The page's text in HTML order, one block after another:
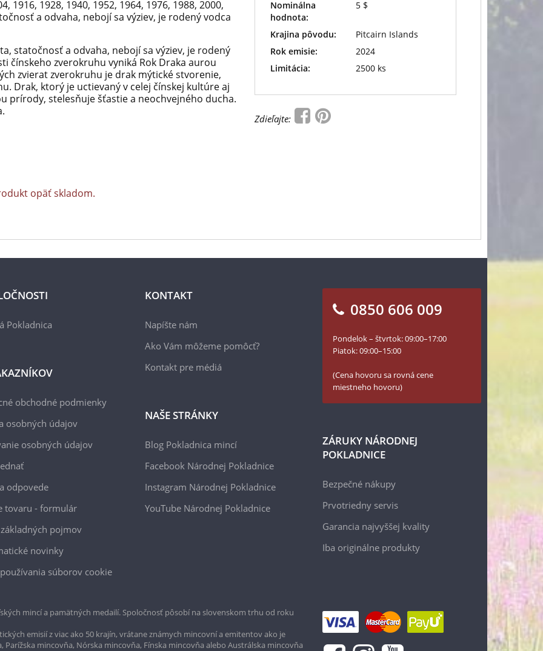
1916, 1928, 1940, 1952, 1964, 1976, 1988, 2000,
a odvaha, nebojí sa výziev, je rodený vodca
statočnosť a odvaha, nebojí sa výziev, je rodený
čínskeho zverokruhu vyniká Rok Draka aurou
zvierat zverokruhu je drak mýtické stvorenie,
Drak, ktorý je uctievaný v celej čínskej kultúre aj
prírody, stelesňuje šťastie a neochvejného ducha.
opäť skladom.
Nominálna
hodnota:
5 $
Krajina pôvodu:
Pitcairn Islands
Rok emisie:
2024
Limitácia:
2500 ks
Zdieľajte:
Pokladnica
obchodné podmienky
osobných údajov
osobných údajov
odpovede
tovaru - formulár
pojmov
novinky
súborov cookie
KONTAKT
Napíšte nám
Ako Vám môžeme pomôcť?
Kontakt pre médiá
NAŠE STRÁNKY
Blog Pokladnica mincí
Facebook Národnej Pokladnice
Instagram Národnej Pokladnice
YouTube Národnej Pokladnice
0850 606 009
Pondelok – štvrtok: 09:00–17:00
Piatok: 09:00–15:00
(Cena hovoru sa rovná cene
miestneho hovoru)
ZÁRUKY NÁRODNEJ
POKLADNICE
Bezpečné nákupy
Prvotriedny servis
Garancia najvyššej kvality
Iba originálne produkty
mincí a pamätných medailí. Spoločnosť pôsobí na slovenskom trhu od roku
emisií z viac ako 50 krajín, vrátane známych mincovní a emitentov ako je
mincovňa, Nórska mincovňa, Fínska mincovňa alebo Austrálska mincovňa